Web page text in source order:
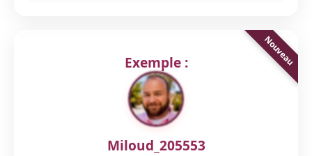
Exemple :
Miloud_205553